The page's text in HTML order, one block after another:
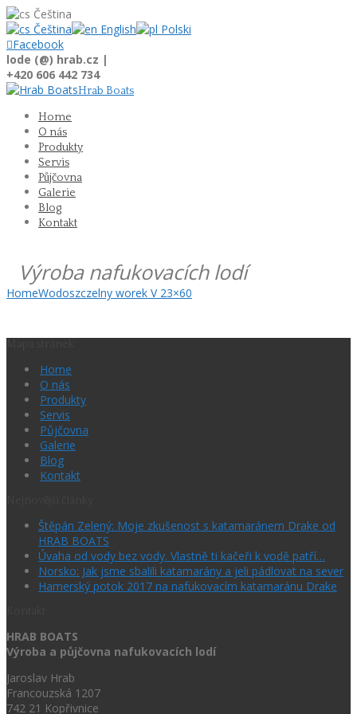
Čeština
Čeština
English
Polski
Facebook
lode (@) hrab.cz |
+420 606 442 734
Hrab Boats
Home
O nás
Produkty
Servis
Půjčovna
Galerie
Blog
Kontakt
Výroba nafukovacích lodí
HomeWodoszczelny worek V 23×60
Home
O nás
Produkty
Servis
Půjčovna
Galerie
Blog
Kontakt
Štěpán Zelený: Moje zkušenost s katamaránem Drake od
HRAB BOATS
Úvaha od vody bez vody. Vlastně ti kačeři k vodě patří…
Norsko: Jak jsme sbalili katamarány a jeli pádlovat na sever
Hamerský potok 2017 na nafukovacím katamaránu Drake
HRAB BOATS
Výroba a půjčovna nafukovacích lodí
Jaroslav Hrab
Francouzská 1207
742 21 Kopřivnice